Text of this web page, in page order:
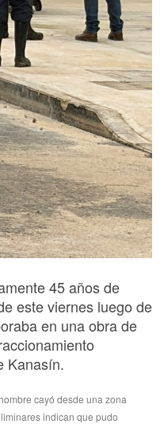
45 años de
este viernes luego de
en una obra de
Kanasín.
cayó desde una zona
indican que pudo